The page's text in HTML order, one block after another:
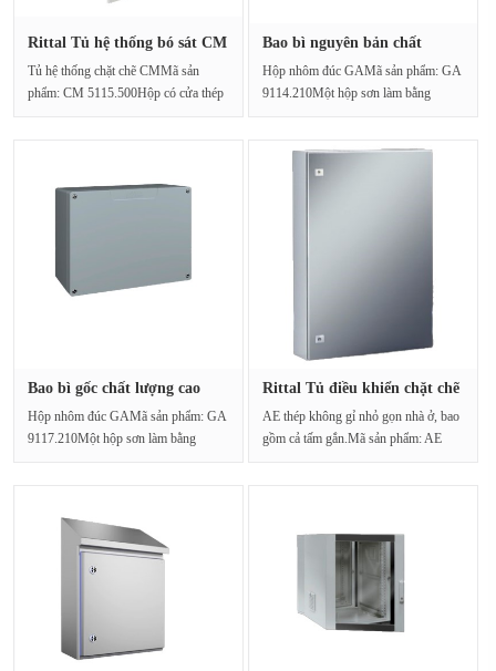
Rittal Tủ hệ thống bó sát CM
Tủ hệ thống chặt chẽ CMMã sản
phẩm: CM 5115.500Hộp có cửa thép
Bao bì nguyên bản chất
Hộp nhôm đúc GAMã sản phẩm: GA
9114.210Một hộp sơn làm bằng
Bao bì gốc chất lượng cao
Hộp nhôm đúc GAMã sản phẩm: GA
9117.210Một hộp sơn làm bằng
Rittal Tủ điều khiển chặt chẽ
AE thép không gỉ nhỏ gọn nhà ở, bao
gồm cả tấm gắn.Mã sản phẩm: AE